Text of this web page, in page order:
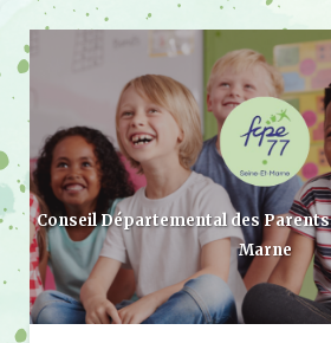
Conseil Départemental des Parents
Marne